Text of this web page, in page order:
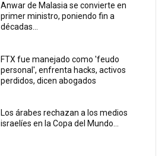
Anwar de Malasia se convierte en
primer ministro, poniendo fin a
décadas...
FTX fue manejado como 'feudo
personal', enfrenta hacks, activos
perdidos, dicen abogados
Los árabes rechazan a los medios
israelíes en la Copa del Mundo...